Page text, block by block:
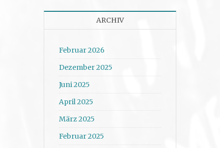
ARCHIV
Februar 2026
Dezember 2025
Juni 2025
April 2025
März 2025
Februar 2025